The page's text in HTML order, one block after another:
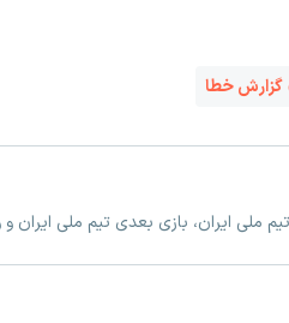
گزارش خطا
ملی ایران، بازی بعدی تیم ملی ایران